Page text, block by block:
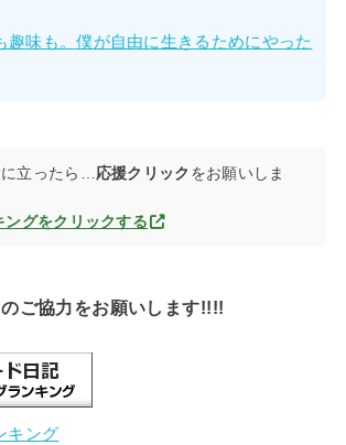
味も。僕が自由に生きるためにやった
立ったら… 応援クリック をお願いしま
ングをクリックする
ご協力をお願いします!!!!
キング